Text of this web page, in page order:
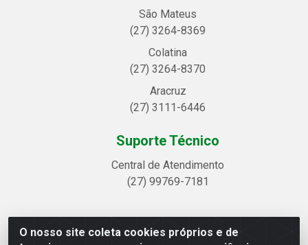
O nosso site coleta cookies próprios e de
São Mateus
(27) 3264-8369
Colatina
(27) 3264-8370
Aracruz
(27) 3111-6446
Suporte Técnico
Central de Atendimento
(27) 99769-7181
Linhavix Distribuidora LTDA - Avenida Alegre, 2521 -